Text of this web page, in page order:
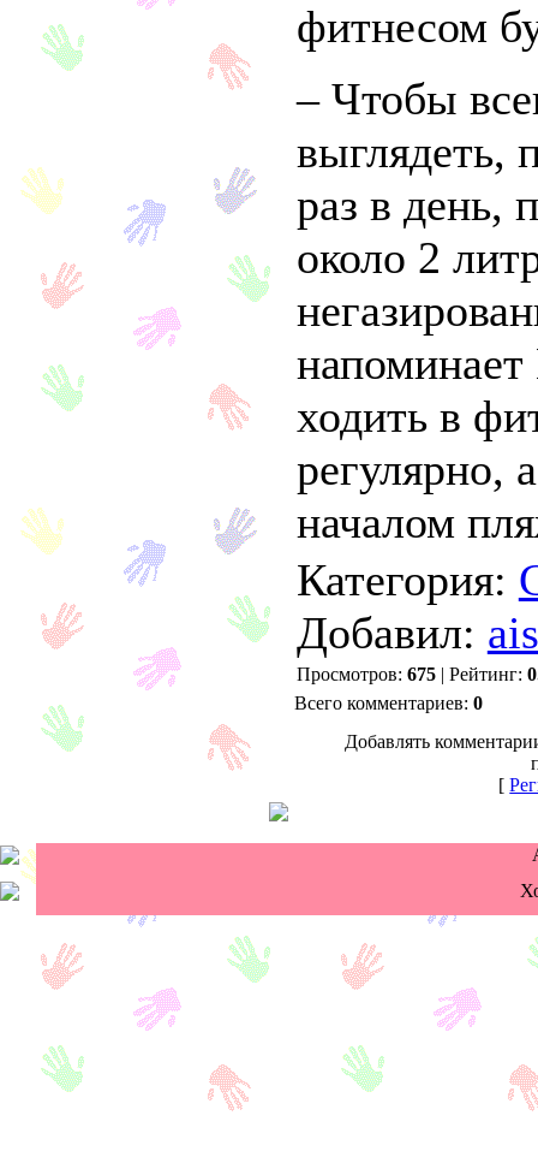
фитнесом
– Чтобы
выглядеть,
раз в день,
около 2
ходить в
регулярно,
началом
Категория:
Добавил:
Просмотров: 675| Рейтинг:
Всего комментариев: 0
Добавлять
[